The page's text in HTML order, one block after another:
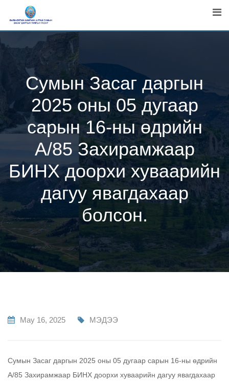
Сумын Засаг даргын
2025 оны 05 дугаар
сарын 16-ны өдрийн
А/85 Захирамжаар
БИНХ доорхи хуваарийн
дагуу явагдахаар
болсон.
May 16, 2025 МЭДЭЭ
Сумын Засаг даргын 2025 оны 05 дугаар сарын 16-ны өдрийн
А/85 Захирамжаар БИНХ доорхи хуваарийн дагуу явагдахаар